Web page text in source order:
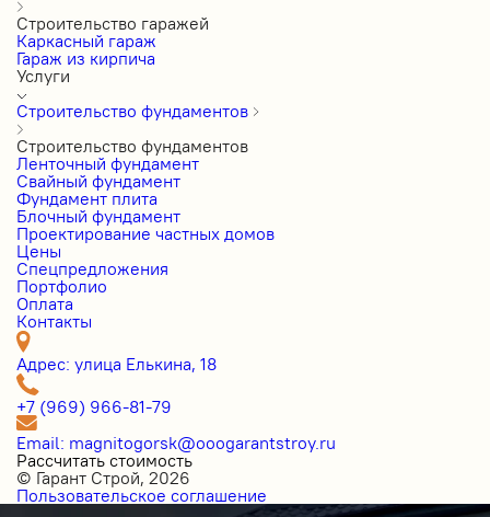
Строительство гаражей
Каркасный гараж
Гараж из кирпича
Услуги
Строительство фундаментов
Строительство фундаментов
Ленточный фундамент
Свайный фундамент
Фундамент плита
Блочный фундамент
Проектирование частных домов
Цены
Cпецпредложения
Портфолио
Оплата
Контакты
Адрес: улица Елькина, 18
+7 (969) 966-81-79
Email: magnitogorsk@ooogarantstroy.ru
Рассчитать стоимость
© Гарант Строй, 2026
Пользовательское соглашение